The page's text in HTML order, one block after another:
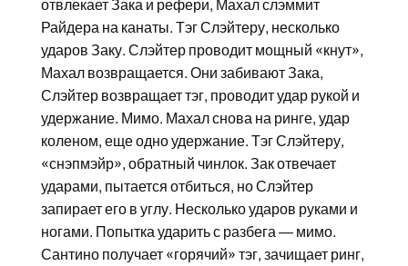
отвлекает Зака и рефери, Махал слэммит
Райдера на канаты. Тэг Слэйтеру, несколько
ударов Заку. Слэйтер проводит мощный «кнут»,
Махал возвращается. Они забивают Зака,
Слэйтер возвращает тэг, проводит удар рукой и
удержание. Мимо. Махал снова на ринге, удар
коленом, еще одно удержание. Тэг Слэйтеру,
«снэпмэйр», обратный чинлок. Зак отвечает
ударами, пытается отбиться, но Слэйтер
запирает его в углу. Несколько ударов руками и
ногами. Попытка ударить с разбега — мимо.
Сантино получает «горячий» тэг, зачищает ринг,